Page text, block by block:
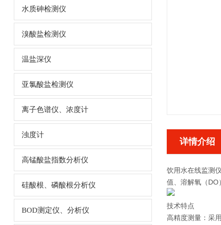
水质砷检测仪
溴酸盐检测仪
温盐深仪
亚氯酸盐检测仪
离子色谱仪、浓度计
浊度计
高锰酸盐指数分析仪
硅酸根、磷酸根分析仪
BOD测定仪、分析仪
详情介绍
饮用水在线监测
值、溶解氧（DO
技术特点
高精度测量：采